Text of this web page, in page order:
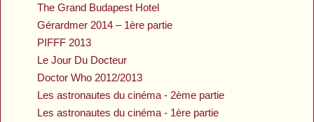
The Grand Budapest Hotel
Gérardmer 2014 – 1ère partie
PIFFF 2013
Le Jour Du Docteur
Doctor Who 2012/2013
Les astronautes du cinéma - 2ème partie
Les astronautes du cinéma - 1ère partie